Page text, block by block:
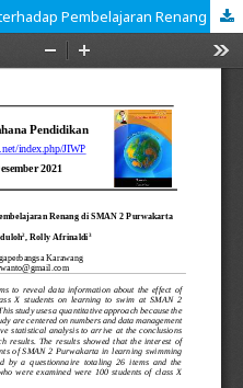
Pengaruh Minat Siswa Kelas X terhadap Pembelajaran Renang di SMAN 2 Purwakarta